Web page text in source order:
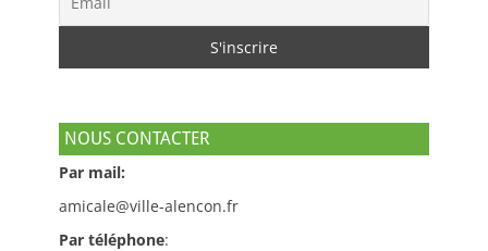
NOUS CONTACTER
Par mail:
amicale@ville-alencon.fr
Par téléphone: